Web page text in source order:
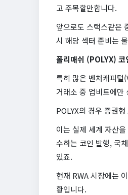
고 주목할만합니다.
앞으로도 스택스같은
시 해당 섹터 준비는
폴리매쉬 (POLYX) 코
특히 많은 벤처캐피털
거래소 중 업비트에만
POLYX의 경우 증권
이는 실제 세계 자산
수하는 코인 발행, 국
있죠.
현재 RWA 시장에는
황입니다.